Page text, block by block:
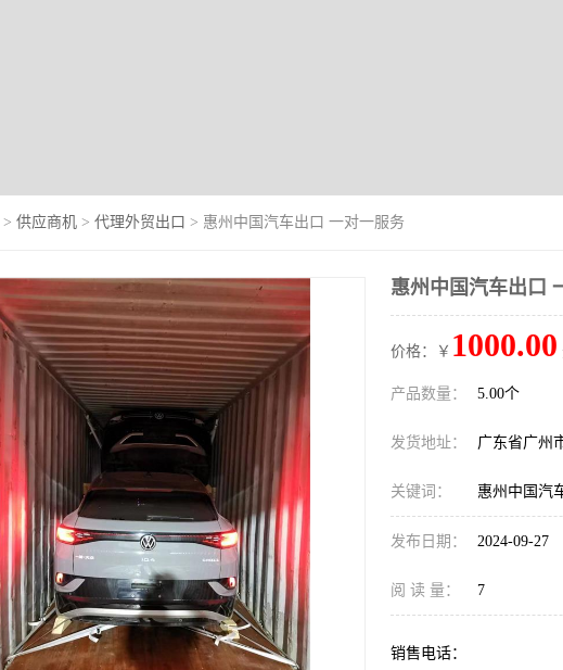
> 供应商机 > 代理外贸出口 > 惠州中国汽车出口 一对一服务
惠州中国汽车出口
价格：￥ 1000.00
产品数量： 5.00个
发货地址： 广东省广州
关键词： 惠州中国汽
发布日期： 2024-09-27
阅 读 量： 7
销售电话：